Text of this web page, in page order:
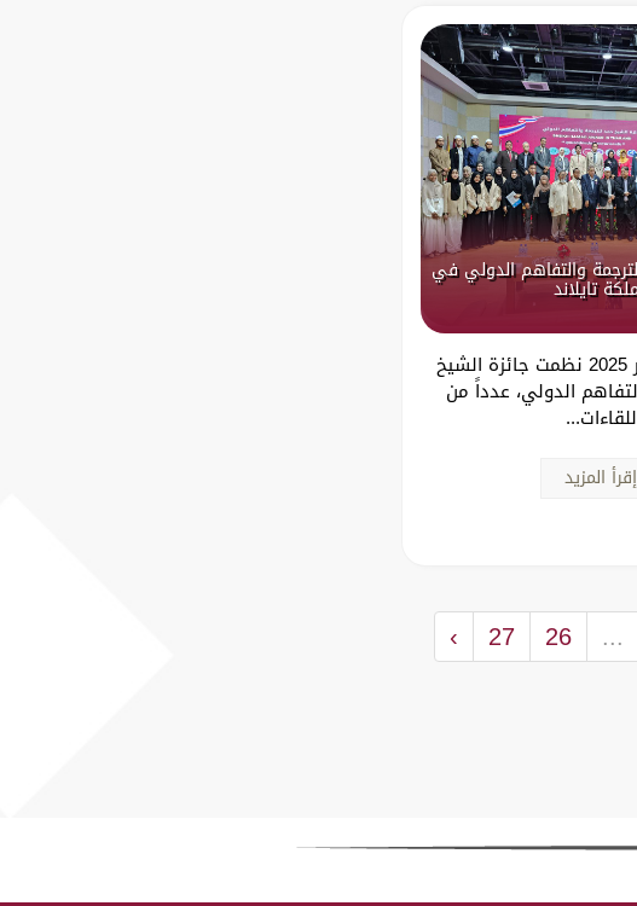
والتفاهم الدولي في
تايلاند
الدوحة – 12 يناير 2025 نظمت جائزة الشيخ
الدولي، عدداً من
إقرأ المزيد
...
26
27
›